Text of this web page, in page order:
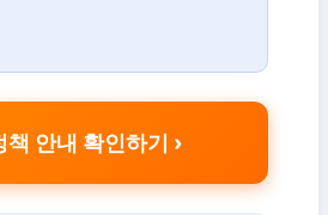
책 안내 확인하기